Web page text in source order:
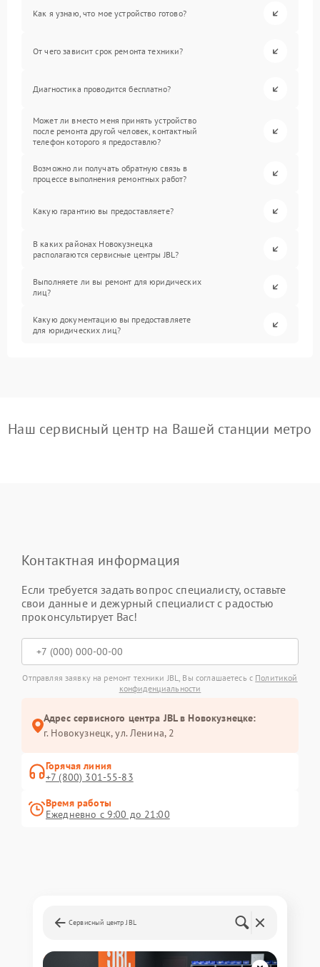
Как я узнаю, что мое устройство готово?
От чего зависит срок ремонта техники?
Диагностика проводится бесплатно?
Может ли вместо меня принять устройство
после ремонта другой человек, контактный
телефон которого я предоставлю?
Возможно ли получать обратную связь в
процессе выполнения ремонтных работ?
Какую гарантию вы предоставляете?
В каких районах Новокузнецка
располагаются сервисные центры JBL?
Выполняете ли вы ремонт для юридических
лиц?
Какую документацию вы предоставляете
для юридических лиц?
Наш сервисный центр на Вашей станции метро
Контактная информация
Если требуется задать вопрос специалисту, оставьте
свои данные и дежурный специалист с радостью
проконсультирует Вас!
Отправляя заявку на ремонт техники JBL, Вы соглашаетесь с Политикой
конфиденциальности
Адрес сервисного центра JBL в Новокузнецке:
г. Новокузнецк, ул. Ленина, 2
Горячая линия
+7 (800) 301-55-83
Время работы
Ежедневно с 9:00 до 21:00
Сервисный центр JBL